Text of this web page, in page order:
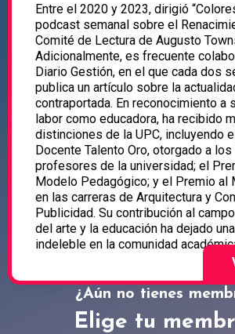
Entre el 2020 y 2023, dirigió
podcast semanal sobre el
Comité de Lectura de Augusto
Adicionalmente, es frecuente
Diario Gestión, en el que cada dos
publica un artículo sobre la
contraportada. En reconocimiento a
labor como educadora, ha recibido
distinciones de la UPC, incluyendo
Docente Talento Oro, otorgado a
profesores de la universidad; el
Modelo Pedagógico; y el Premio al
en las carreras de Arquitectura y
Publicidad. Su contribución al
del arte y la educación ha dejado
indeleble en la comunidad
¿Aún no tienes
Elige tu